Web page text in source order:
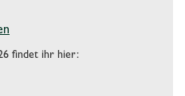
findet ihr hier: